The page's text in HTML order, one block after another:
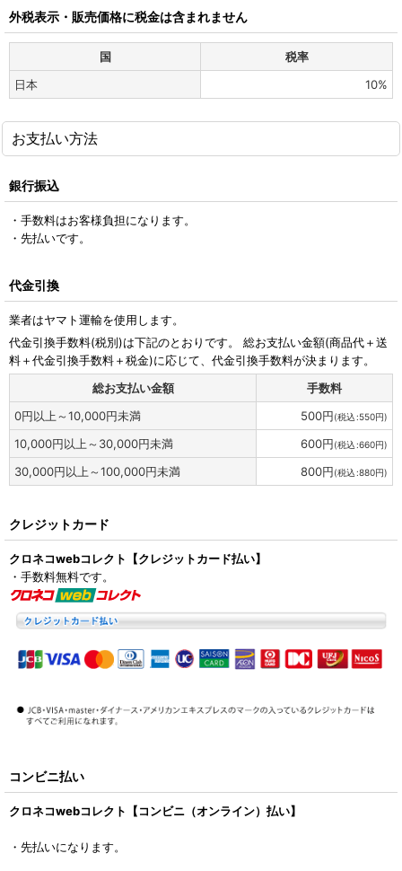
外税表示・販売価格に税金は含まれません
国
税率
日本
10%
お支払い方法
銀行振込
・手数料はお客様負担になります。
・先払いです。
代金引換
業者はヤマト運輸を使用します。
代金引換手数料(税別)は下記のとおりです。 総お支払い金額(商品代＋送
料＋代金引換手数料＋税金)に応じて、代金引換手数料が決まります。
総お支払い金額
手数料
0円以上～10,000円未満 500円(税込:550円)
10,000円以上～30,000円未満 600円(税込:660円)
30,000円以上～100,000円未満 800円(税込:880円)
クレジットカード
クロネコwebコレクト【クレジットカード払い】
・手数料無料です。
コンビニ払い
クロネコwebコレクト【コンビニ（オンライン）払い】
・先払いになります。